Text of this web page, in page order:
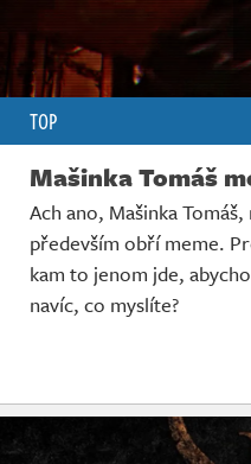
TOP
Mašinka Tomáš
Ach ano, Mašinka
především obří meme.
kam to jenom jde,
navíc, co myslíte?